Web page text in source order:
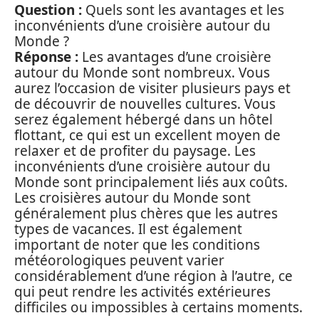
Question : Quels sont les avantages et les
inconvénients d’une croisière autour du
Monde ?
Réponse : Les avantages d’une croisière
autour du Monde sont nombreux. Vous
aurez l’occasion de visiter plusieurs pays et
de découvrir de nouvelles cultures. Vous
serez également hébergé dans un hôtel
flottant, ce qui est un excellent moyen de
relaxer et de profiter du paysage. Les
inconvénients d’une croisière autour du
Monde sont principalement liés aux coûts.
Les croisières autour du Monde sont
généralement plus chères que les autres
types de vacances. Il est également
important de noter que les conditions
météorologiques peuvent varier
considérablement d’une région à l’autre, ce
qui peut rendre les activités extérieures
difficiles ou impossibles à certains moments.